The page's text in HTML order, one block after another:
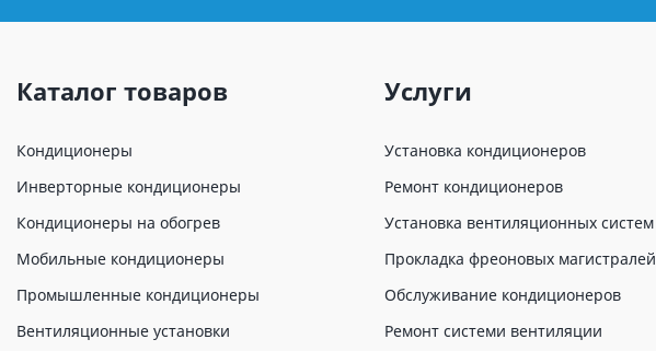
Каталог товаров
Кондиционеры
Инверторные кондиционеры
Кондиционеры на обогрев
Мобильные кондиционеры
Промышленные кондиционеры
Вентиляционные установки
Услуги
Установка кондиционеров
Ремонт кондиционеров
Установка вентиляционных систем
Прокладка фреоновых магистралей
Обслуживание кондиционеров
Ремонт системи вентиляции